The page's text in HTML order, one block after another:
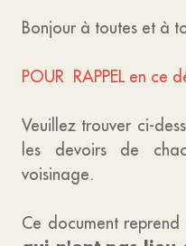
Bonjour à toutes et à
POUR RAPPEL en ce
Veuillez trouver ci-
les devoirs de
voisinage.
Ce document reprend